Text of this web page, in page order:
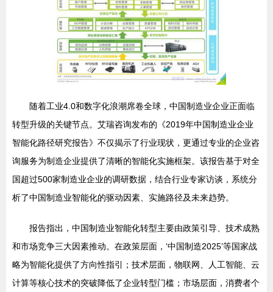
随着工业4.0和数字化浪潮席卷全球，中国制造业企业正面临
转型升级的关键节点。艾瑞咨询发布的《2019年中国制造业企业
智能化路径研究报告》不仅揭示了行业现状，更通过专业的企业咨
询服务为制造企业提供了清晰的智能化实施框架。该报告基于对全
国超过500家制造业企业的调研数据，结合行业专家访谈，系统分
析了中国制造业智能化的驱动因素、实施路径及未来趋势。
报告指出，中国制造业智能化转型主要由政策引导、技术成熟
和市场竞争三大因素推动。在政策层面，‘中国制造2025’等国家战
略为智能化提供了方向性指引；技术层面，物联网、人工智能、云
计算等核心技术的突破降低了企业转型门槛；市场层面，消费者个